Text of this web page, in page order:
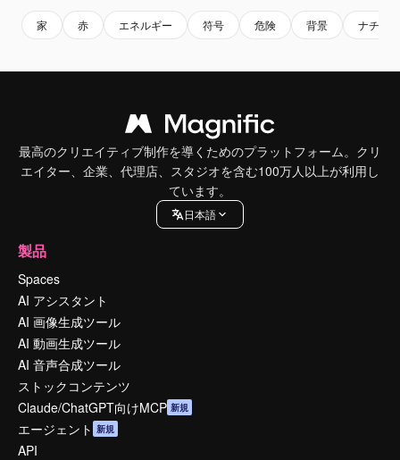
家 赤 エネルギー 符号 危険 背景 ナチュ
最高のクリエイティブ制作を導くためのプラットフォーム。クリ
エイター、企業、代理店、スタジオを含む100万人以上が利用し
ています。
日本語
製品
Spaces
AI アシスタント
AI 画像生成ツール
AI 動画生成ツール
AI 音声合成ツール
ストックコンテンツ
Claude/ChatGPT向けMCP 新規
エージェント 新規
API